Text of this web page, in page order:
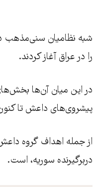
شبه نظامیان سنی‌مذهب
را در عراق آغاز کردند.
در این میان آن‌ها
پیشروی‌های داعش تا کنون بیش از ۱۰۰۰
از جمله اهداف گروه
دربرگیرنده سوریه، است.